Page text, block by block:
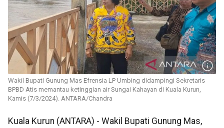
Wakil Bupati Gunung Mas Efrensia LP Umbing didampingi Sekretaris
BPBD Atis memantau ketinggian air Sungai Kahayan di Kuala Kurun,
Kamis (7/3/2024). ANTARA/Chandra
Kuala Kurun (ANTARA) - Wakil Bupati Gunung Mas,